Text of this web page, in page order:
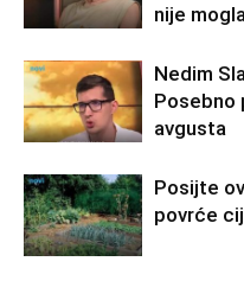
nije
Nedim
Posebno
avgusta
Posijte
povrće